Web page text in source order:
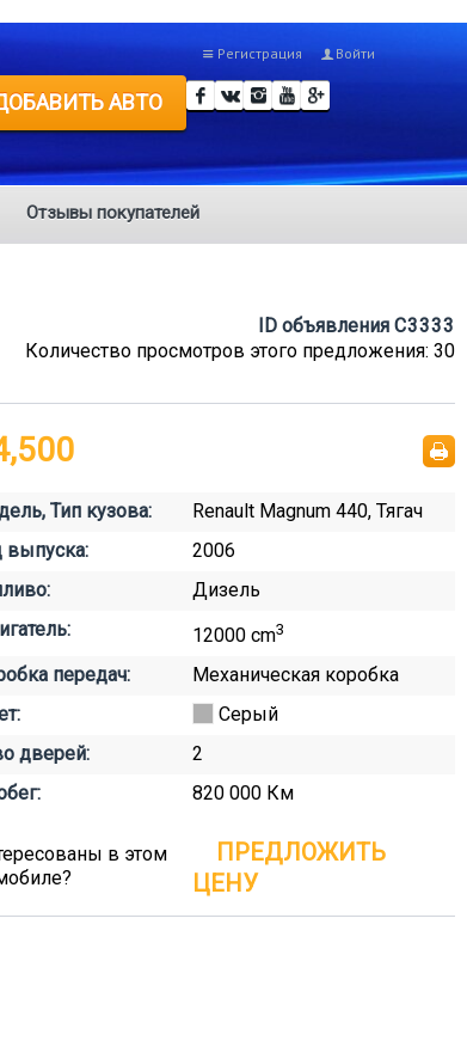
Регистрация Войти
АВТО
Отзывы покупателей
ID объявления C3333
Количество просмотров этого предложения: 30
Тип кузова:
Renault Magnum 440, Тягач
выпуска:
2006
Дизель
12000 cm3
передач:
Механическая коробка
Серый
дверей:
2
820 000 Км
в этом
ПРЕДЛОЖИТЬ
ЦЕНУ